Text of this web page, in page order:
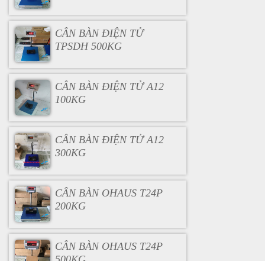
CÂN BÀN ĐIỆN TỬ
TPSDH 500KG
CÂN BÀN ĐIỆN TỬ A12
100KG
CÂN BÀN ĐIỆN TỬ A12
300KG
CÂN BÀN OHAUS T24P
200KG
CÂN BÀN OHAUS T24P